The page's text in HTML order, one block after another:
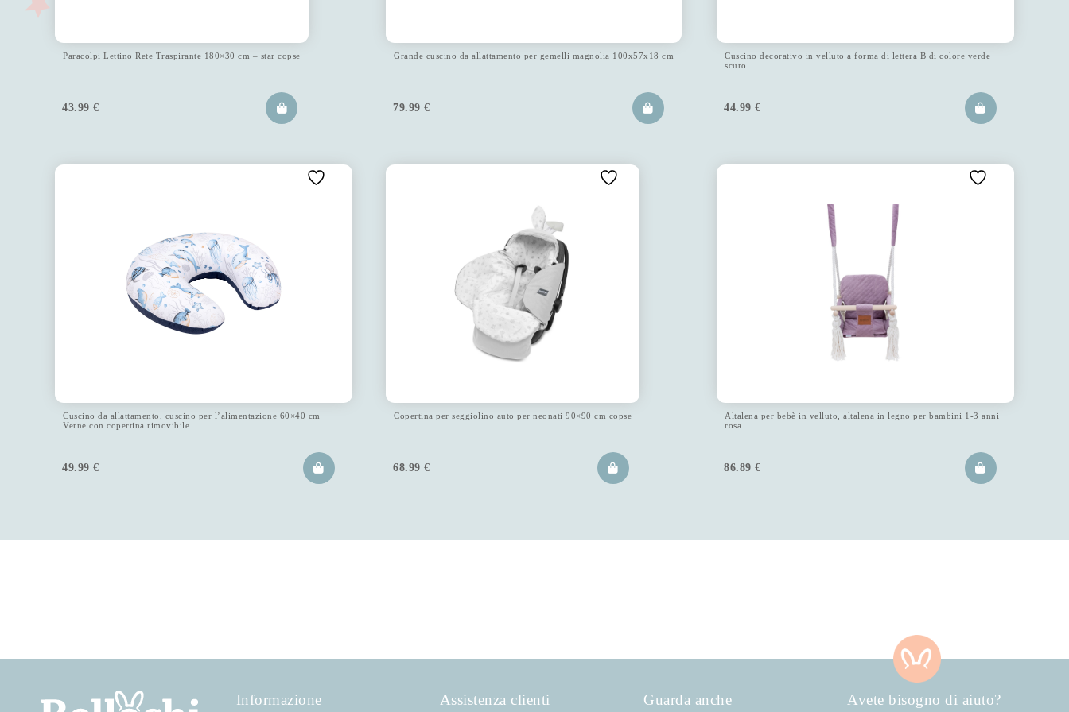
Paracolpi Lettino Rete Traspirante 180×30 cm – star copse
43.99 €
Grande cuscino da allattamento per gemelli magnolia 100x57x18 cm
79.99 €
Cuscino decorativo in velluto a forma di lettera B di colore verde
scuro
44.99 €
Cuscino da allattamento, cuscino per l’alimentazione 60×40 cm
Verne con copertina rimovibile
49.99 €
Copertina per seggiolino auto per neonati 90×90 cm copse
68.99 €
Altalena per bebè in velluto, altalena in legno per bambini 1-3 anni
rosa
86.89 €
Informazione Assistenza clienti Guarda anche Avete bisogno di aiuto?